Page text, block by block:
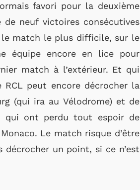
favori pour la deuxième
neuf victoires consécutives
le match le plus difficile, sur le
équipe encore en lice pour
match à l’extérieur. Et qui
peut encore décrocher la
(qui ira au Vélodrome) et de
qui ont perdu tout espoir de
Le match risque d’être
un point, si ce n’est